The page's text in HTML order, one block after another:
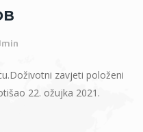
zavjeti položeni
22. ožujka 2021.